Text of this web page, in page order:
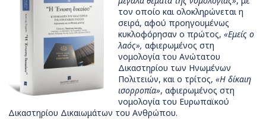
τον οποίο και ολοκληρώνεται η
σειρά, αφού προηγουμένως
κυκλοφόρησαν ο πρώτος, «Εμείς ο
λαός», αφιερωμένος στη
νομολογία του Ανώτατου
Δικαστηρίου των Ηνωμένων
Πολιτειών, και ο τρίτος, «Η δίκαιη
ισορροπία», αφιερωμένος στη
νομολογία του Ευρωπαϊκού
Δικαστηρίου Δικαιωμάτων του Ανθρώπου.